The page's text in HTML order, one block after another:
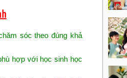
sóc theo đúng khả
hợp với học sinh học